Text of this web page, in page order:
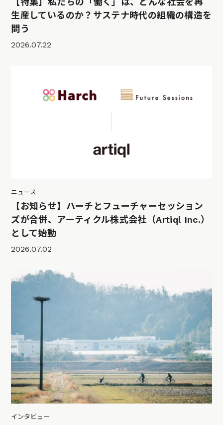
生産しているのか？サステナ時代の組織の構造を
問う
2026.07.22
ニュース
【お知らせ】ハーチとフューチャーセッション
ズが合併、アーティクル株式会社（Artiql Inc.）
として始動
2026.07.02
インタビュー